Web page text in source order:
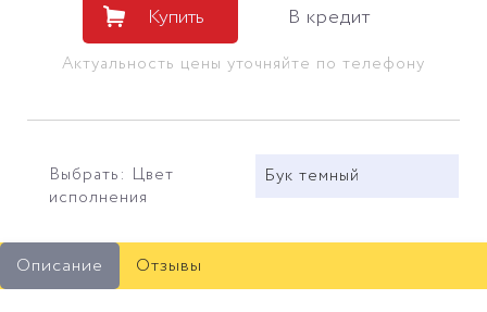
Купить В кредит
Актуальность цены уточняйте по телефону
Выбрать: Цвет
исполнения
Бук темный
Описание Отзывы